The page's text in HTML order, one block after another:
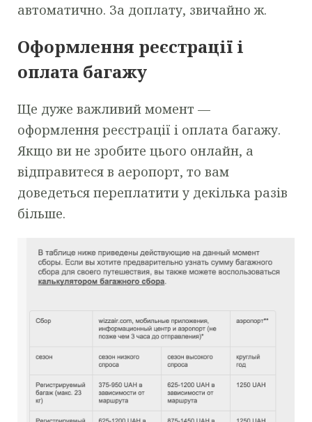
автоматично. За доплату, звичайно ж.
Оформлення реєстрації і
оплата багажу
Ще дуже важливий момент —
оформлення реєстрації і оплата багажу.
Якщо ви не зробите цього онлайн, а
відправитеся в аеропорт, то вам
доведеться переплатити у декілька разів
більше.